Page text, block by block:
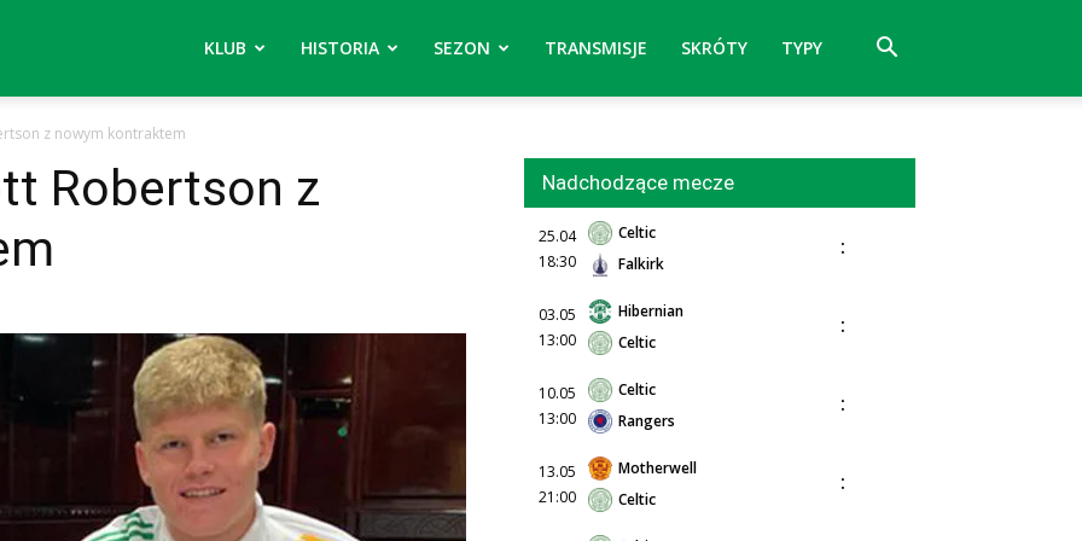
KLUB HISTORIA SEZON TRANSMISJE SKRÓTY TYPY
z nowym kontraktem
Robertson z
Nadchodzące mecze
25.04
18:30
Celtic
Falkirk
:
03.05
13:00
Hibernian
Celtic
:
10.05
13:00
Celtic
Rangers
:
13.05
21:00
Motherwell
Celtic
: